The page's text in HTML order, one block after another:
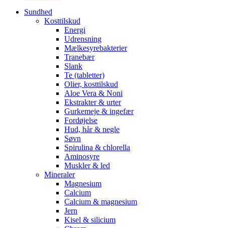
Sundhed
Kosttilskud
Energi
Udrensning
Mælkesyrebakterier
Tranebær
Slank
Te (tabletter)
Olier, kosttilskud
Aloe Vera & Noni
Ekstrakter & urter
Gurkemeje & ingefær
Fordøjelse
Hud, hår & negle
Søvn
Spirulina & chlorella
Aminosyre
Muskler & led
Mineraler
Magnesium
Calcium
Calcium & magnesium
Jern
Kisel & silicium